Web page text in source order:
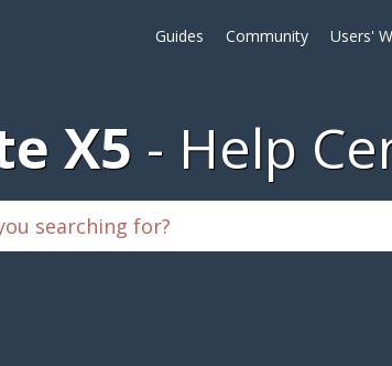
Guides Community Users'
X5 Help